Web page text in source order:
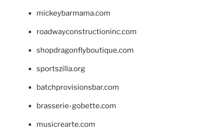
mickeybarmama.com
roadwayconstructioninc.com
shopdragonflyboutique.com
sportszilla.org
batchprovisionsbar.com
brasserie-gobette.com
musicrearte.com